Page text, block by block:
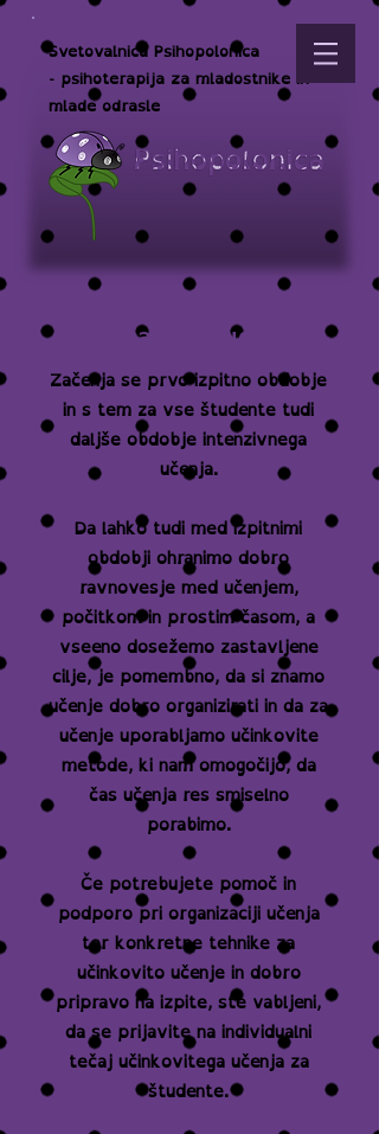
Svetovalnica Psihopolonica
- psihoterapija za mladostnike in
mlade odrasle
Tečaj učinkovitega
učenja za študente
Začenja se prvo izpitno obdobje
in s tem za vse študente tudi
daljše obdobje intenzivnega
učenja.
Da lahko tudi med izpitnimi
obdobji ohranimo dobro
ravnovesje med učenjem,
počitkom in prostim časom, a
vseeno dosežemo zastavljene
cilje, je pomembno, da si znamo
učenje dobro organizirati in da za
učenje uporabljamo učinkovite
metode, ki nam omogočijo, da
čas učenja res smiselno
porabimo.
Če potrebujete pomoč in
podporo pri organizaciji učenja
ter konkretne tehnike za
učinkovito učenje in dobro
pripravo na izpite, ste vabljeni,
da se prijavite na individualni
tečaj učinkovitega učenja za
študente.